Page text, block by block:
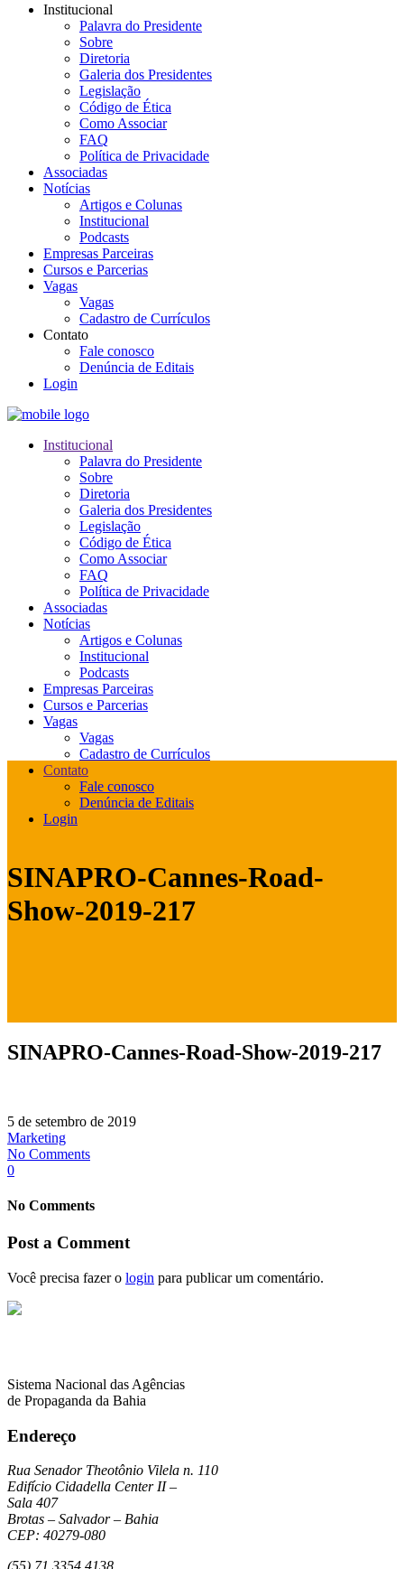
Institucional
Palavra do Presidente
Sobre
Diretoria
Galeria dos Presidentes
Legislação
Código de Ética
Como Associar
FAQ
Política de Privacidade
Associadas
Notícias
Artigos e Colunas
Institucional
Podcasts
Empresas Parceiras
Cursos e Parcerias
Vagas
Vagas
Cadastro de Currículos
Contato
Fale conosco
Denúncia de Editais
Login
Institucional
Palavra do Presidente
Sobre
Diretoria
Galeria dos Presidentes
Legislação
Código de Ética
Como Associar
FAQ
Política de Privacidade
Associadas
Notícias
Artigos e Colunas
Institucional
Podcasts
Empresas Parceiras
Cursos e Parcerias
Vagas
Vagas
Cadastro de Currículos
Contato
Fale conosco
Denúncia de Editais
Login
SINAPRO-Cannes-Road-
Show-2019-217
SINAPRO-Cannes-Road-Show-2019-217
5 de setembro de 2019
Marketing
No Comments
0
No Comments
Post a Comment
Você precisa fazer o login para publicar um comentário.
Sistema Nacional das Agências
de Propaganda da Bahia
Endereço
Rua Senador Theotônio Vilela n. 110
Edifício Cidadella Center II –
Sala 407
Brotas – Salvador – Bahia
CEP: 40279-080